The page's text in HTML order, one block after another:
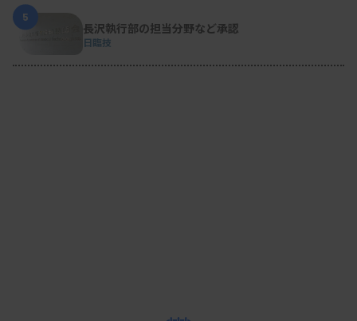
5
長沢執行部の担当分野など承認
日臨技